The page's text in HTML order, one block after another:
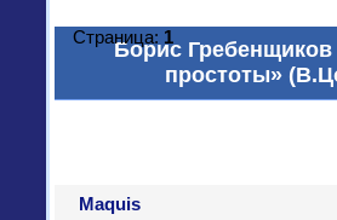
Борис Гребенщиков
простоты»
Страница: 1
Maquis